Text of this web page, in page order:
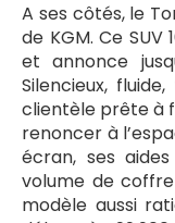
A ses côtés, le
de KGM. Ce
et annonce
Silencieux,
clientèle prête à
renoncer à
écran, ses
volume de
modèle aussi